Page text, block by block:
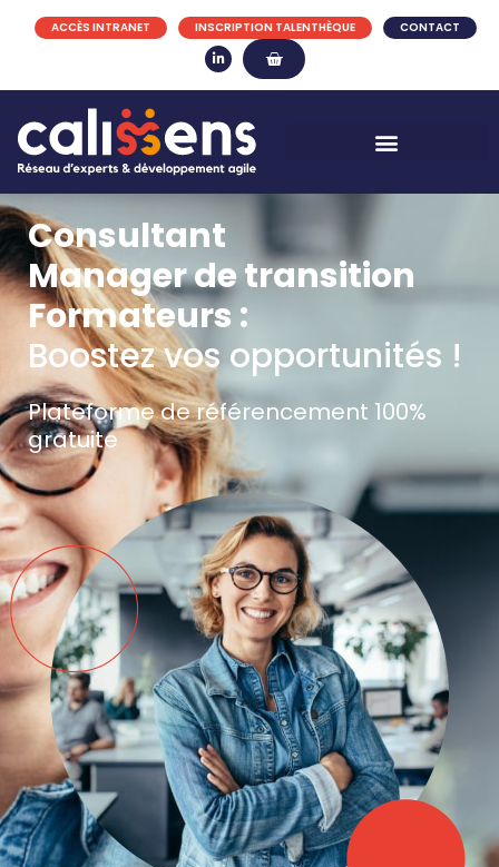
ACCÈS INTRANET INSCRIPTION TALENTHÈQUE CONTACT
Consultant
Manager de transition
Formateurs :
Boostez vos opportunités !
Plateforme de référencement 100%
gratuite